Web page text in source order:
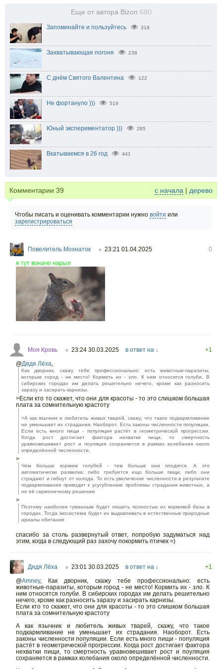
Еще от автора Bizon 680
Запоминайте и пользуйтесь 318
Захватывающая погоня 238
С днём Святого Валентина 122
Не фортануло ))) 519
Юный экспериментатор ))) 285
Вкатываемся в 26 год 441
Комментарии 39 с начала | дерево
Чтобы писать и оценивать комментарии нужно войти или
зарегистрироваться
Повелитель Мохнаток ○ 23:21 01.04.2025
0
я тут воначо нарыл
Моя Кровь ○ 23:24 30.03.2025 в ответ на ↓
+1
@Дядя Лёха
Как дворник, скажу тебе профессионально: есть животные-паразиты,
которым город - не место! Кормить их - зло. К ним относятся голуби. В
сибирских городах им делать решительно нечего, кроме как разносить
заразу и засирать карнизы.
>Если кто то скажет, что они для красоты - то это слишком большая
плата за сомнительную крастоту
>А как язычник и любитель живых тварей, скажу, что такое подкармливание
не уменьшает их страдания. Наоборот. Есть законы численности популяции.
Если есть много пищи - популяция растёт в геометрической прогрессии.
Когда рост достигает фактора нехватки пищи, то смертность
уравновешивает рост и поуляция сохраняется в рамках колебания около
определённой численности.
>
Чем больше кормим голубей - тем больше они плодятся. А это
автоматически развилка: либо требуется ещо больше пищи, либо они
страдают и гибнут от холода. То есть увеличение численности в результате
подкармливания приводит к усугублению проблемы страдания животных, а
не её гармоничному решению
>
Поэтому наиболее гуманным будет лишить полностью их кормовой базы в
городах. Тогда экосистема будет их выдавливать в естественные природные
ариалы обитания
спасибо за столь развернутый ответ, попробую задуматься над
этим, когда в следующий раз захочу покормить птичек =)
Дядя Лёха ○ 23:01 30.03.2025 в ответ на ↓
+1
@Amney,
Как дворник, скажу тебе профессионально: есть
животные-паразиты, которым город - не место! Кормить их - зло. К
ним относятся голуби. В сибирских городах им делать решительно
нечего, кроме как разносить заразу и засирать карнизы.
Если кто то скажет, что они для красоты - то это слишком большая
плата за сомнительную крастоту
А как язычник и любитель живых тварей, скажу, что такое
подкармливание не уменьшает их страдания. Наоборот. Есть
законы численности популяции. Если есть много пищи - популяция
растёт в геометрической прогрессии. Когда рост достигает фактора
нехватки пищи, то смертность уравновешивает рост и поуляция
сохраняется в рамках колебания около определённой численности.